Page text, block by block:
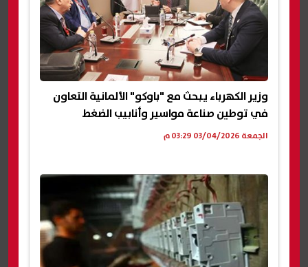
وزير الكهرباء يبحث مع "باوكو" الألمانية التعاون
في توطين صناعة مواسير وأنابيب الضغط
الجمعة 03/04/2026 03:29 م